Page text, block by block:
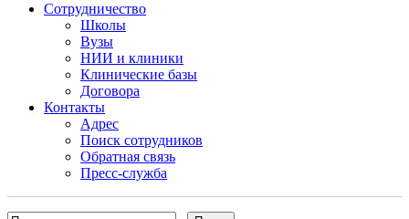
Сотрудничество
Школы
Вузы
НИИ и клиники
Клинические базы
Договора
Контакты
Адрес
Поиск сотрудников
Обратная связь
Пресс-служба